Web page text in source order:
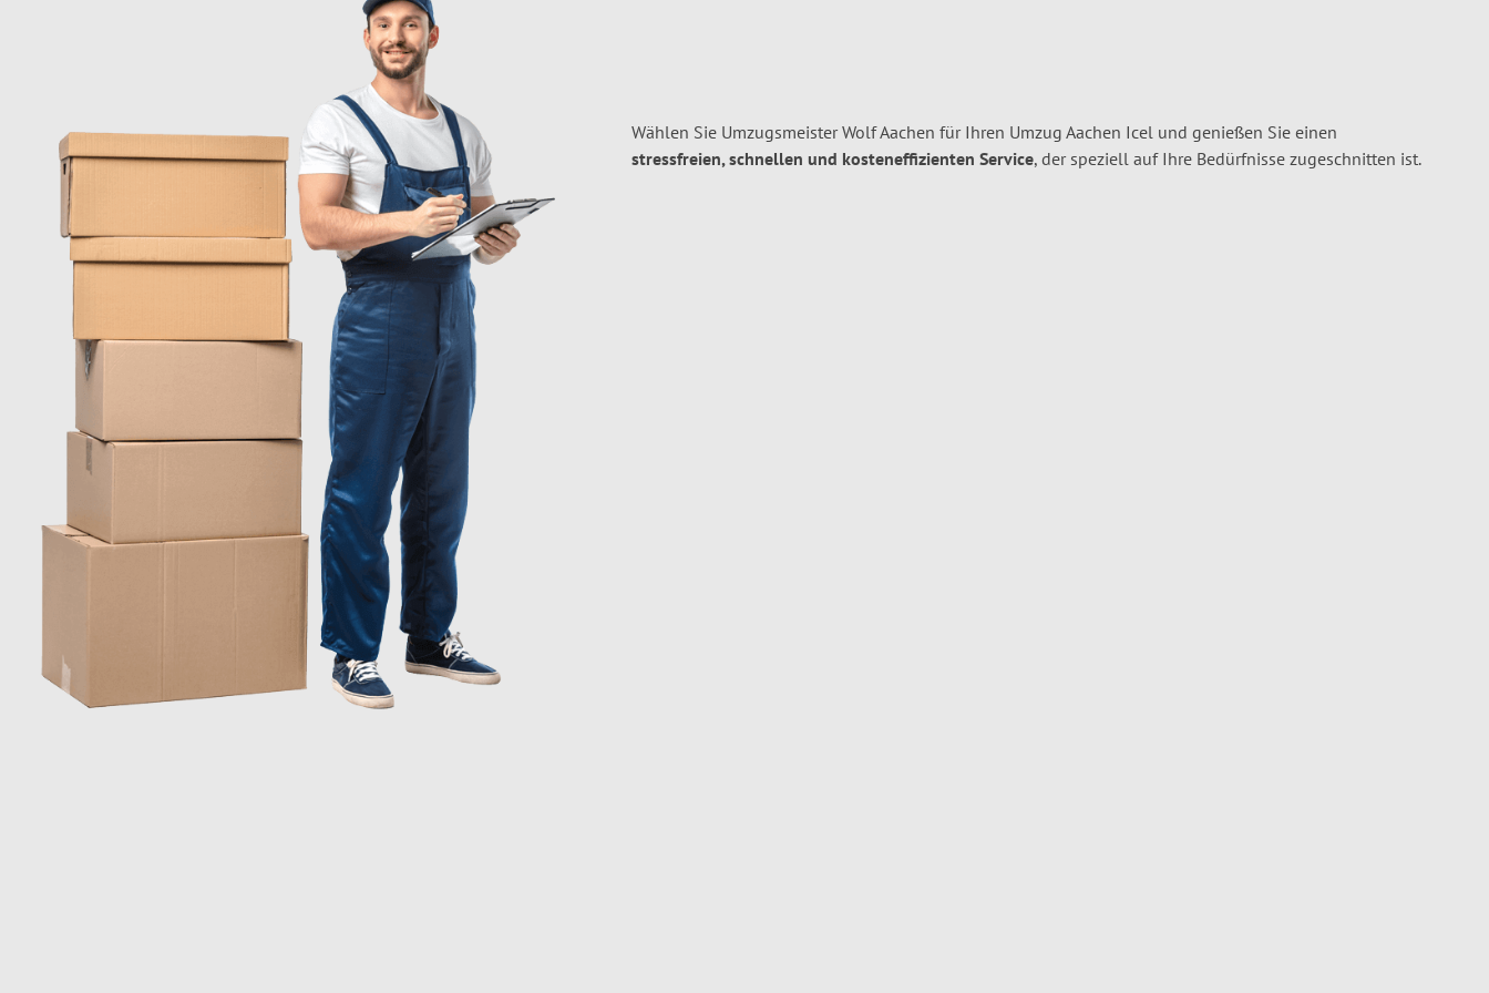
Wählen Sie Umzugsmeister Wolf Aachen für Ihren Umzug Aachen Icel und genießen Sie einen
stressfreien, schnellen und kosteneffizienten Service, der speziell auf Ihre Bedürfnisse zugeschnitten ist.